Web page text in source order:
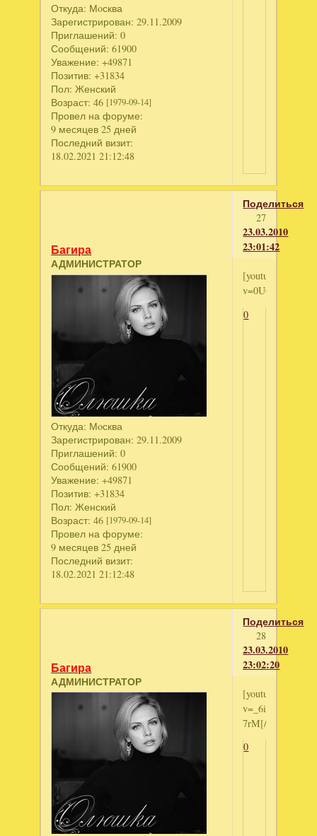
Откуда: Мoсква
Зарегистрирован: 29.11.2009
Приглашений: 0
Сообщений: 61900
Уважение: +49871
Позитив: +31834
Пол: Женский
Возраст: 46 [1979-09-14]
Провел на форуме:
9 месяцев 25 дней
Последний визит:
18.02.2021 21:12:48
Поделиться
27
23.03.2010
23:01:42
Багира
АДМИНИСТРАТОР
Откуда: Мoсква
Зарегистрирован: 29.11.2009
Приглашений: 0
Сообщений: 61900
Уважение: +49871
Позитив: +31834
Пол: Женский
Возраст: 46 [1979-09-14]
Провел на форуме:
9 месяцев 25 дней
Последний визит:
18.02.2021 21:12:48
[youtube]http://
0
Поделиться
28
23.03.2010
23:02:20
Багира
АДМИНИСТРАТОР
[youtube]http://
v=_6irsku-
7rM[/youtube]
0